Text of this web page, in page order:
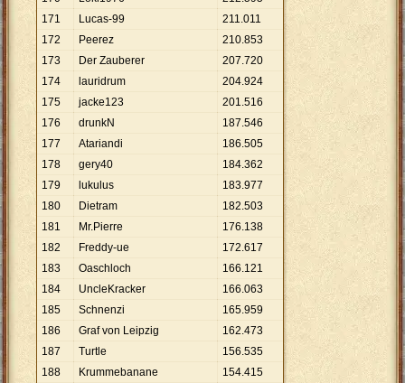
171
Lucas-99 211.011
172
Peerez 210.853
173
Der Zauberer 207.720
174
lauridrum 204.924
175
jacke123 201.516
176
drunkN 187.546
177
Atariandi 186.505
178
gery40 184.362
179
lukulus 183.977
180
Dietram 182.503
181
Mr.Pierre 176.138
182
Freddy-ue 172.617
183
Oaschloch 166.121
184
UncleKracker 166.063
185
Schnenzi 165.959
186
Graf von Leipzig 162.473
187
Turtle 156.535
188
Krummebanane 154.415